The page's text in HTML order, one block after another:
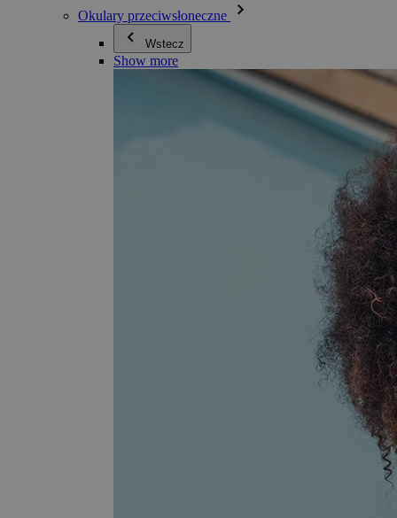
Okulary przeciwsłoneczne
Wstecz
Show more